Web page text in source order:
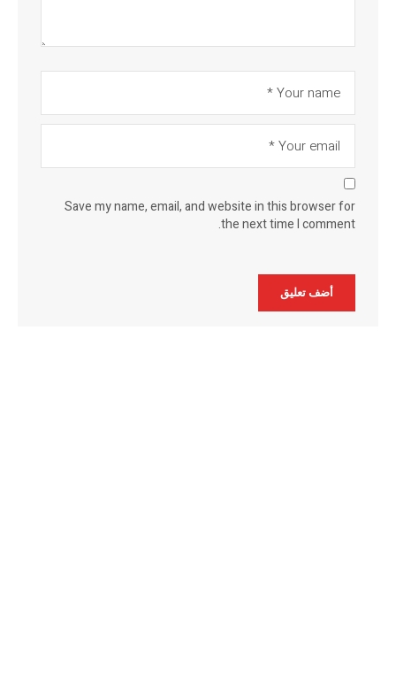
Save my name, email, and website in this browser for
the next time I comment.